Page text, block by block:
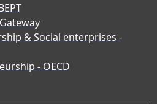
& Social enterprises -
- OECD